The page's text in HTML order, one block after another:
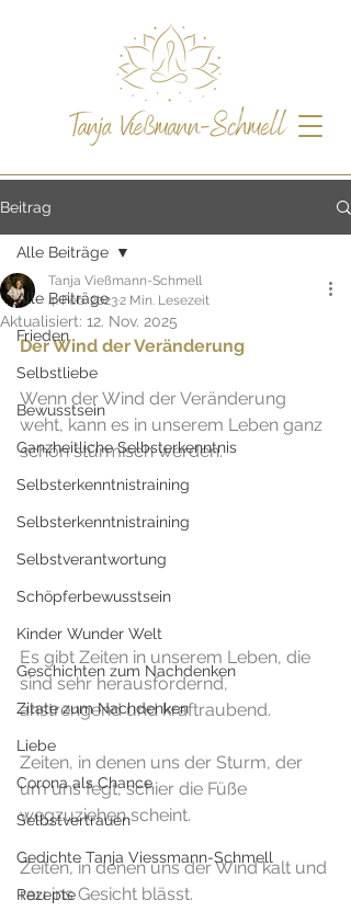
Beitrag
Alle Beiträge
Frieden
Selbstliebe
Bewusstsein
Ganzheitliche Selbsterkenntnis
Selbsterkenntnistraining
Selbsterkenntnistraining
Selbstverantwortung
Schöpferbewusstsein
Kinder Wunder Welt
Geschichten zum Nachdenken
Zitate zum Nachdenken
Liebe
Corona als Chance
Selbstvertrauen
Gedichte Tanja Viessmann-Schmell
Rezepte
Alle Beiträge
Tanja Vießmann-Schmell
4. Feb. 20232 Min. Lesezeit
Aktualisiert: 12. Nov. 2025
Der Wind der Veränderung
Wenn der Wind der Veränderung
weht, kann es in unserem Leben ganz
schön stürmisch werden.
Es gibt Zeiten in unserem Leben, die
sind sehr herausfordernd,
anstrengend und kraftraubend.
Zeiten, in denen uns der Sturm, der
um uns fegt, schier die Füße
wegzuziehen scheint.
Zeiten, in denen uns der Wind kalt und
rau ins Gesicht blässt.